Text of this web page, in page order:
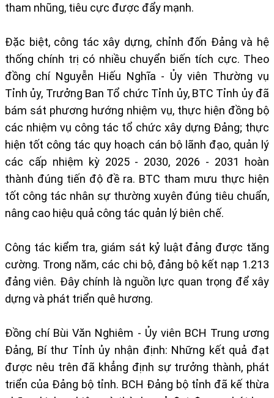
tham nhũng, tiêu cực được đẩy mạnh.
Đặc biệt, công tác xây dựng, chỉnh đốn Đảng và hệ
thống chính trị có nhiều chuyển biến tích cực. Theo
đồng chí Nguyễn Hiếu Nghĩa - Ủy viên Thường vụ
Tỉnh ủy, Trưởng Ban Tổ chức Tỉnh ủy, BTC Tỉnh ủy đã
bám sát phương hướng nhiệm vụ, thực hiện đồng bộ
các nhiệm vụ công tác tổ chức xây dựng Đảng; thực
hiện tốt công tác quy hoạch cán bộ lãnh đạo, quản lý
các cấp nhiệm kỳ 2025 - 2030, 2026 - 2031 hoàn
thành đúng tiến độ đề ra. BTC tham mưu thực hiện
tốt công tác nhân sự thường xuyên đúng tiêu chuẩn,
nâng cao hiệu quả công tác quản lý biên chế.
Công tác kiểm tra, giám sát kỷ luật đảng được tăng
cường. Trong năm, các chi bộ, đảng bộ kết nạp 1.213
đảng viên. Đây chính là nguồn lực quan trọng để xây
dựng và phát triển quê hương.
Đồng chí Bùi Văn Nghiêm - Ủy viên BCH Trung ương
Đảng, Bí thư Tỉnh ủy nhận định: Những kết quả đạt
được nêu trên đã khẳng định sự trưởng thành, phát
triển của Đảng bộ tỉnh. BCH Đảng bộ tỉnh đã kế thừa